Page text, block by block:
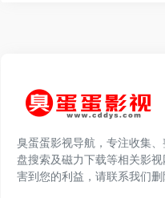
臭蛋蛋影视导航，专注收集
盘搜索及磁力下载等相关影
害到您的利益，请联系我们删